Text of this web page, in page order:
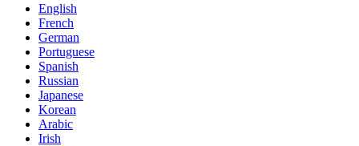
English
French
German
Portuguese
Spanish
Russian
Japanese
Korean
Arabic
Irish